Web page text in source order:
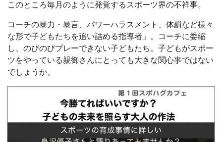
このところ毎月のように発覚するスポーツ界の不祥事。
コーチの暴力・暴言、パワーハラスメント、体罰など様々
な形で子どもたちを追い詰める指導者」。コーチに委縮
し、のびのびプレーできない子どもたち。子どもがスポー
ツをやっている親御さんにとっても大きな関心事ではない
でしょうか。